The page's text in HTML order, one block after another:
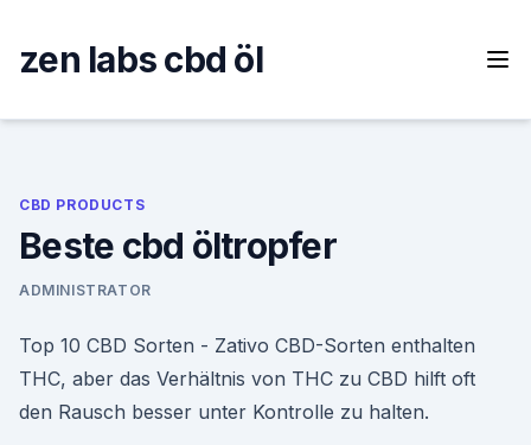
content
zen labs cbd öl
CBD PRODUCTS
Beste cbd öltropfer
ADMINISTRATOR
Top 10 CBD Sorten - Zativo CBD-Sorten enthalten
THC, aber das Verhältnis von THC zu CBD hilft oft
den Rausch besser unter Kontrolle zu halten.